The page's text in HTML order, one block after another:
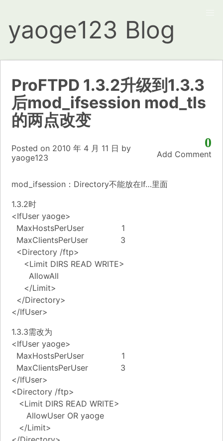
yaoge123 Blog
ProFTPD 1.3.2升级到1.3.3
后mod_ifsession mod_tls
的两点改变
0
Add Comment
Posted on 2010 年 4 月 11 日 by
yaoge123
mod_ifsession：Directory不能放在If…里面
1.3.2时
<IfUser yaoge>
MaxHostsPerUser 1
MaxClientsPerUser 3
<Directory /ftp>
<Limit DIRS READ WRITE>
AllowAll
</Limit>
</Directory>
</IfUser>
1.3.3需改为
<IfUser yaoge>
MaxHostsPerUser 1
MaxClientsPerUser 3
</IfUser>
<Directory /ftp>
<Limit DIRS READ WRITE>
AllowUser OR yaoge
</Limit>